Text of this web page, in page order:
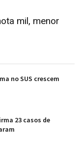
mil, menor
no SUS crescem
23 casos de